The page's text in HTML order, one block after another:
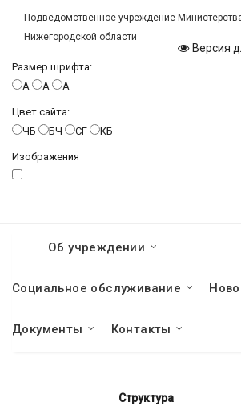
Подведомственное учреждение
Нижегородской области
Версия
Размер шрифта:
A
A A
Цвет сайта:
ЧБ
БЧ СГ КБ
Изображения
Об учреждении
Социальное обслуживание
Документы Контакты
Структура